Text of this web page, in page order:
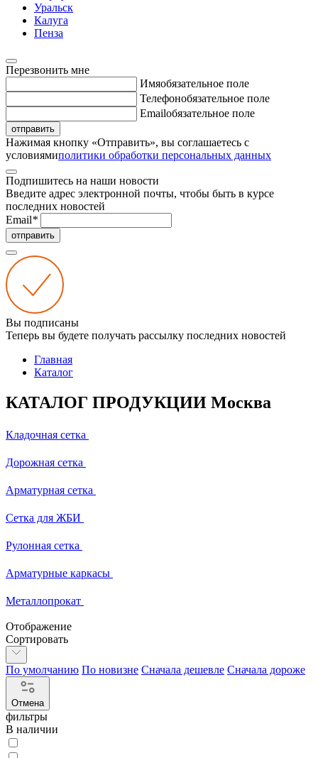
Уральск
Калуга
Пенза
Перезвонить мне
Имяобязательное поле
Телефонобязательное поле
Emailобязательное поле
отправить
Нажимая кнопку «Отправить», вы соглашаетесь с
условиямиполитики обработки персональных данных
Подпишитесь на наши новости
Введите адрес электронной почты, чтобы быть в курсе
последних новостей
Email*
отправить
Вы подписаны
Теперь вы будете получать рассылку последних новостей
Главная
Каталог
КАТАЛОГ ПРОДУКЦИИ Москва
Кладочная сетка
Дорожная сетка
Арматурная сетка
Сетка для ЖБИ
Рулонная сетка
Арматурные каркасы
Металлопрокат
Отображение
Сортировать
По умолчанию По новизне Сначала дешевле Сначала дороже
Отмена
фильтры
В наличии